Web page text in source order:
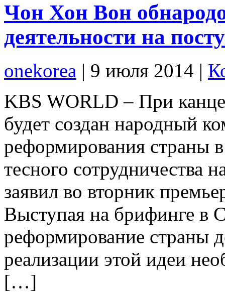
Чон Хон Вон
деятельности на
onekorea | 9 июля 2014 |
KBS WORLD – При
будет создан народный
реформирования страны
тесного сотрудничества
заявил во вторник
Выступая на брифинге в
реформирование страны
реализации этой идеи
[…]